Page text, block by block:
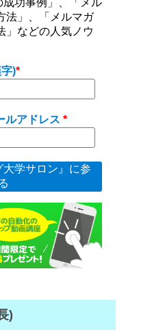
功事例」、「メル
法」、「メルマガ
」などの人気ノウ
)
ルアドレス
大学サロン』に参
)